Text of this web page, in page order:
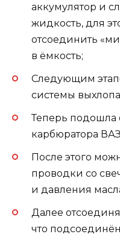
аккумулятор и
жидкость, для
отсоединить
в ёмкость;
Следующим
системы
Теперь подошла
карбюратора ВАЗ
После этого
проводки со
и давления
Далее
что